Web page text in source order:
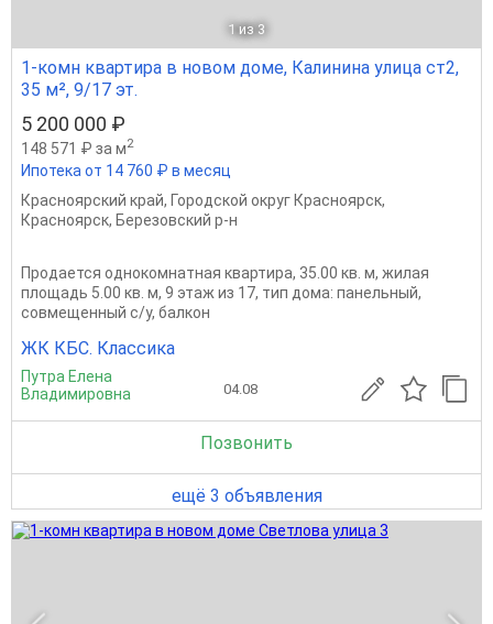
1 из 3
1-комн квартира в новом доме, Калинина улица ст2,
35 м², 9/17 эт.
5 200 000 ₽
148 571 ₽ за м2
Ипотека от 14 760 ₽ в месяц
Красноярский край, Городской округ Красноярск,
Красноярск, Березовский р-н
Продается однокомнатная квартира, 35.00 кв. м, жилая
площадь 5.00 кв. м, 9 этаж из 17, тип дома: панельный,
совмещенный с/у, балкон
ЖК КБС. Классика
Путра Елена
Владимировна
04.08
Позвонить
ещё 3 объявления